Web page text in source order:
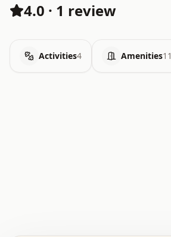
4.0 · 1 review
Activities4 Amenities11